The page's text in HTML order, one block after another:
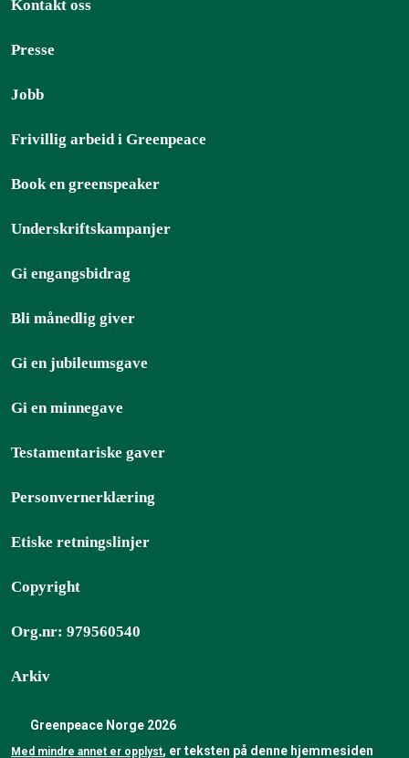
Kontakt oss
Presse
Jobb
Frivillig arbeid i Greenpeace
Book en greenspeaker
Underskriftskampanjer
Gi engangsbidrag
Bli månedlig giver
Gi en jubileumsgave
Gi en minnegave
Testamentariske gaver
Personvernerklæring
Etiske retningslinjer
Copyright
Org.nr: 979560540
Arkiv
Greenpeace Norge 2026
Med mindre annet er opplyst, er teksten på denne hjemmesiden